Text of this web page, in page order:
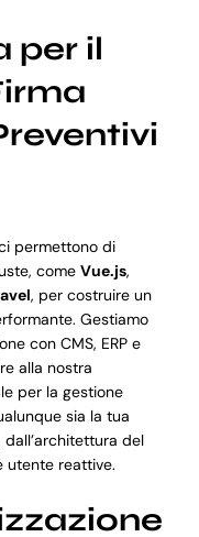
per il
permettono di
come Vue.js,
, per costruire un
Gestiamo
con CMS, ERP e
alla nostra
per la gestione
sia la tua
del
utente reattive.